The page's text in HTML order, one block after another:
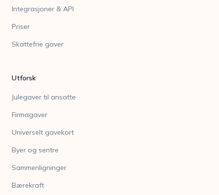
Integrasjoner & API
Priser
Skattefrie gaver
Utforsk
Julegaver til ansatte
Firmagaver
Universelt gavekort
Byer og sentre
Sammenligninger
Bærekraft